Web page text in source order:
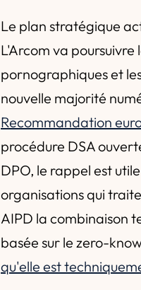
Le plan stratégique
L'Arcom va
pornographiques et
nouvelle majorité
Recommandation
procédure DSA
DPO, le rappel est
organisations qui
AIPD la combinaison
basée sur le zero-
qu'elle est